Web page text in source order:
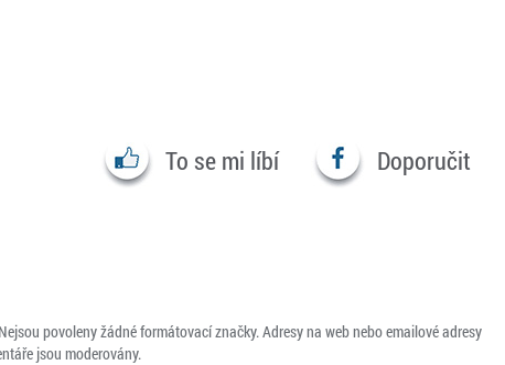
To se mi líbí Doporučit
povoleny žádné formátovací značky. Adresy na web nebo emailové adresy
jsou moderovány.